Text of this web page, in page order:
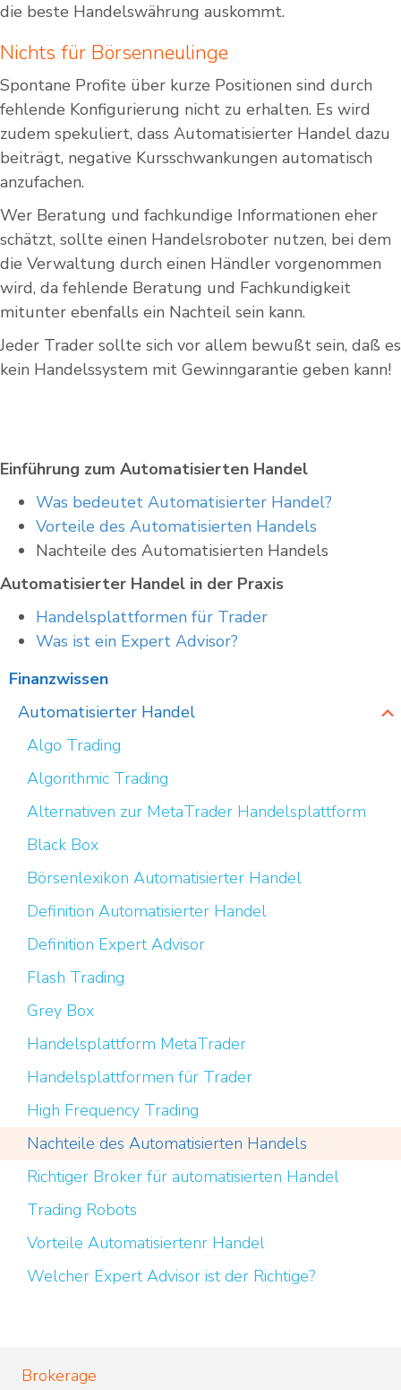
die beste Handelswährung auskommt.
Nichts für Börsenneulinge
Spontane Profite über kurze Positionen sind durch
fehlende Konfigurierung nicht zu erhalten. Es wird
zudem spekuliert, dass Automatisierter Handel dazu
beiträgt, negative Kursschwankungen automatisch
anzufachen.
Wer Beratung und fachkundige Informationen eher
schätzt, sollte einen Handelsroboter nutzen, bei dem
die Verwaltung durch einen Händler vorgenommen
wird, da fehlende Beratung und Fachkundigkeit
mitunter ebenfalls ein Nachteil sein kann.
Jeder Trader sollte sich vor allem bewußt sein, daß es
kein Handelssystem mit Gewinngarantie geben kann!
Einführung zum Automatisierten Handel
Was bedeutet Automatisierter Handel?
Vorteile des Automatisierten Handels
Nachteile des Automatisierten Handels
Automatisierter Handel in der Praxis
Handelsplattformen für Trader
Was ist ein Expert Advisor?
Finanzwissen
Automatisierter Handel
Algo Trading
Algorithmic Trading
Alternativen zur MetaTrader Handelsplattform
Black Box
Börsenlexikon Automatisierter Handel
Definition Automatisierter Handel
Definition Expert Advisor
Flash Trading
Grey Box
Handelsplattform MetaTrader
Handelsplattformen für Trader
High Frequency Trading
Nachteile des Automatisierten Handels
Richtiger Broker für automatisierten Handel
Trading Robots
Vorteile Automatisiertenr Handel
Welcher Expert Advisor ist der Richtige?
Brokerage